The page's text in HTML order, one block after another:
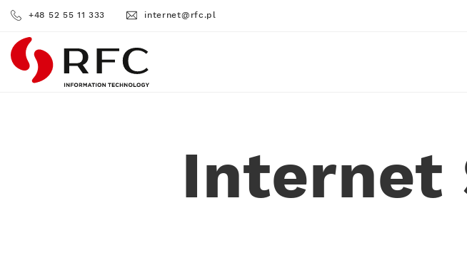
+48 52 55 11 333 internet@rfc.pl
RFC
Internet